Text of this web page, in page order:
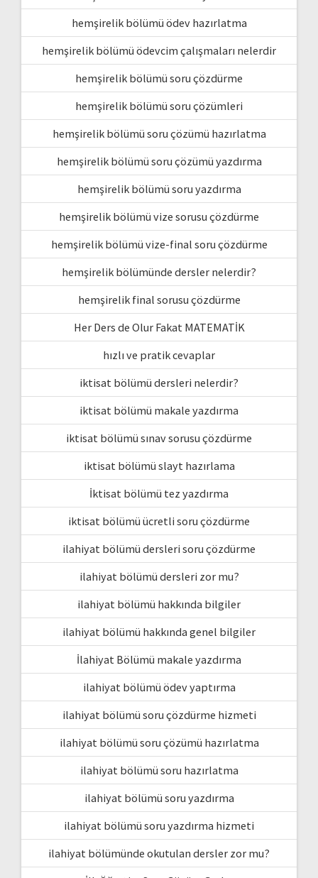
hemşirelik bölümü ödev hazırlatma
hemşirelik bölümü ödevcim çalışmaları nelerdir
hemşirelik bölümü soru çözdürme
hemşirelik bölümü soru çözümleri
hemşirelik bölümü soru çözümü hazırlatma
hemşirelik bölümü soru çözümü yazdırma
hemşirelik bölümü soru yazdırma
hemşirelik bölümü vize sorusu çözdürme
hemşirelik bölümü vize-final soru çözdürme
hemşirelik bölümünde dersler nelerdir?
hemşirelik final sorusu çözdürme
Her Ders de Olur Fakat MATEMATİK
hızlı ve pratik cevaplar
iktisat bölümü dersleri nelerdir?
iktisat bölümü makale yazdırma
iktisat bölümü sınav sorusu çözdürme
iktisat bölümü slayt hazırlama
İktisat bölümü tez yazdırma
iktisat bölümü ücretli soru çözdürme
ilahiyat bölümü dersleri soru çözdürme
ilahiyat bölümü dersleri zor mu?
ilahiyat bölümü hakkında bilgiler
ilahiyat bölümü hakkında genel bilgiler
İlahiyat Bölümü makale yazdırma
ilahiyat bölümü ödev yaptırma
ilahiyat bölümü soru çözdürme hizmeti
ilahiyat bölümü soru çözümü hazırlatma
ilahiyat bölümü soru hazırlatma
ilahiyat bölümü soru yazdırma
ilahiyat bölümü soru yazdırma hizmeti
ilahiyat bölümünde okutulan dersler zor mu?